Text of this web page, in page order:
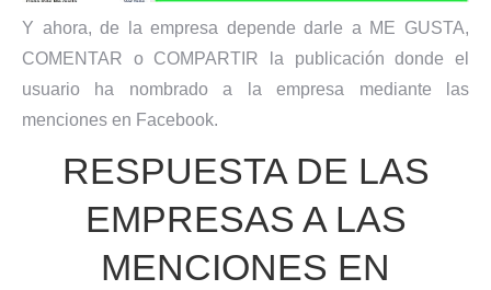
Y ahora, de la empresa depende darle a ME GUSTA,
COMENTAR o COMPARTIR la publicación donde el
usuario ha nombrado a la empresa mediante las
menciones en Facebook.
RESPUESTA DE LAS
EMPRESAS A LAS
MENCIONES EN